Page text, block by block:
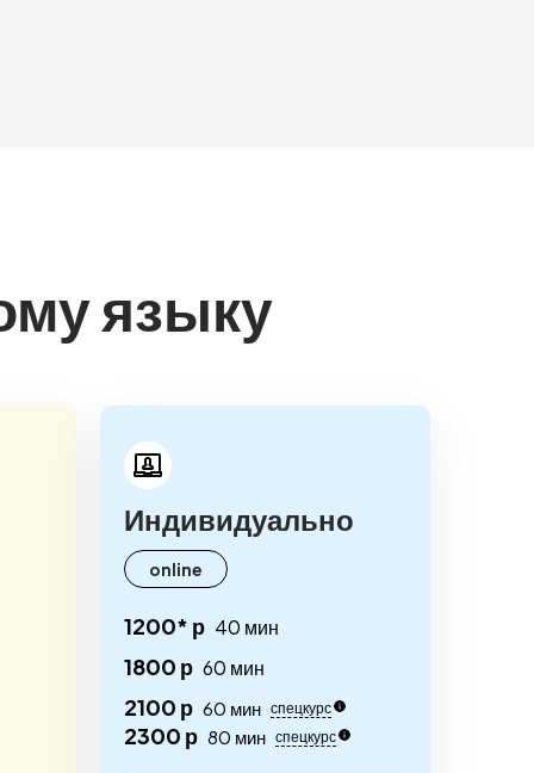
языку
Индивидуально
online
1200* р 40 мин
1800 р 60 мин
2100 р 60 мин спецкурс
2300 р 80 мин спецкурс